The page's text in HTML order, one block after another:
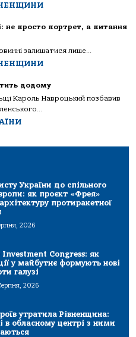
не просто портрет, а питання
залишатися лише...
додому
Кароль Навроцький позбавив
України до спільного
як проєкт «Фрея»
протиракетної
2026
Congress: як
у майбутнє формують нові
галузі
2026
утратила Рівненщина:
в обласному центрі з ними